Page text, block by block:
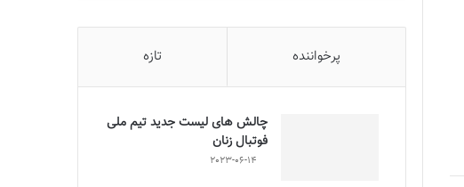
پرخواننده تازه
چالش هاى ليست جدید تيم ملى
فوتبال زنان
2023-06-14